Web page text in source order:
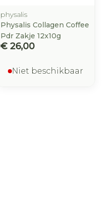
physalis
Physalis Collagen Coffee
Pdr Zakje 12x10g
€ 26,00
Niet beschikbaar